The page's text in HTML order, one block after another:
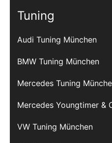
Tuning
Audi Tuning München
BMW Tuning München
Mercedes Tuning
Mercedes Youngtimer &
VW Tuning München